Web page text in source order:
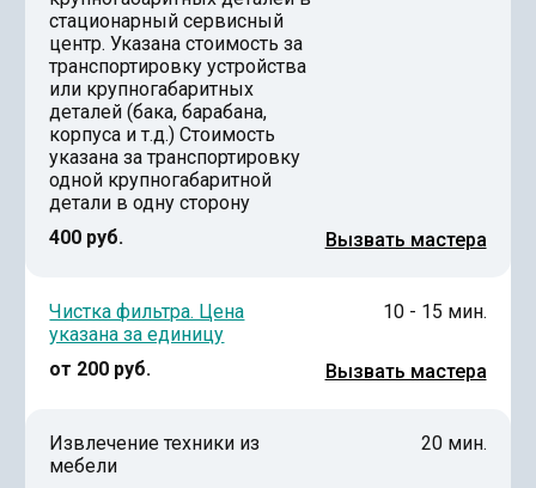
стационарный сервисный
центр. Указана стоимость за
транспортировку устройства
или крупногабаритных
деталей (бака, барабана,
корпуса и т.д.) Стоимость
указана за транспортировку
одной крупногабаритной
детали в одну сторону
400 руб.
Вызвать мастера
Чистка фильтра. Цена
указана за единицу
от 200 руб.
10 - 15 мин.
Вызвать мастера
Извлечение техники из
мебели
20 мин.